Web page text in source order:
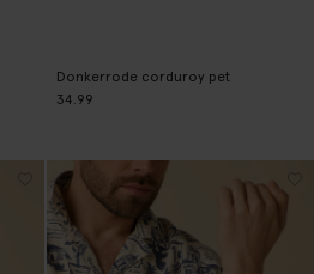
Donkerrode corduroy pet
34.99